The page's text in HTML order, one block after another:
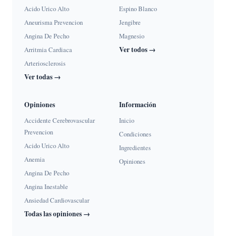
Acido Urico Alto
Aneurisma Prevencion
Angina De Pecho
Arritmia Cardiaca
Arteriosclerosis
Ver todas →
Espino Blanco
Jengibre
Magnesio
Ver todos →
Opiniones
Accidente Cerebrovascular
Prevencion
Acido Urico Alto
Anemia
Angina De Pecho
Angina Inestable
Ansiedad Cardiovascular
Todas las opiniones →
Información
Inicio
Condiciones
Ingredientes
Opiniones